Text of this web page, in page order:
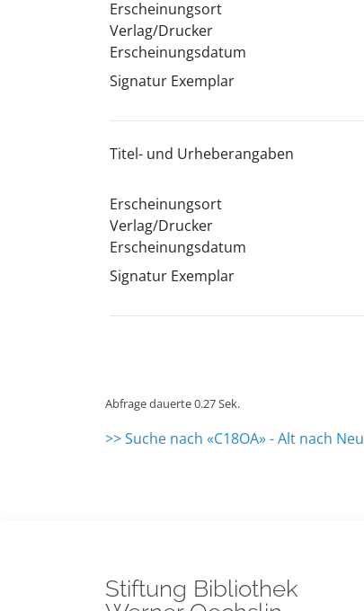
Erscheinungsort
Verlag/Drucker
Erscheinungsdatum
Signatur Exemplar
Titel- und Urheberangaben
Erscheinungsort
Verlag/Drucker
Erscheinungsdatum
Signatur Exemplar
Abfrage dauerte 0.27 Sek.
>> Suche nach «C18OA» - Alt nach Neu
Stiftung Bibliothek